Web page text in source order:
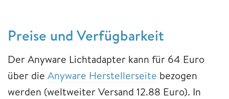
Preise und Verfügbarkeit
Der Anyware Lichtadapter kann für 64 Euro
über die Anyware Herstellerseite bezogen
werden (weltweiter Versand 12.88 Euro). In